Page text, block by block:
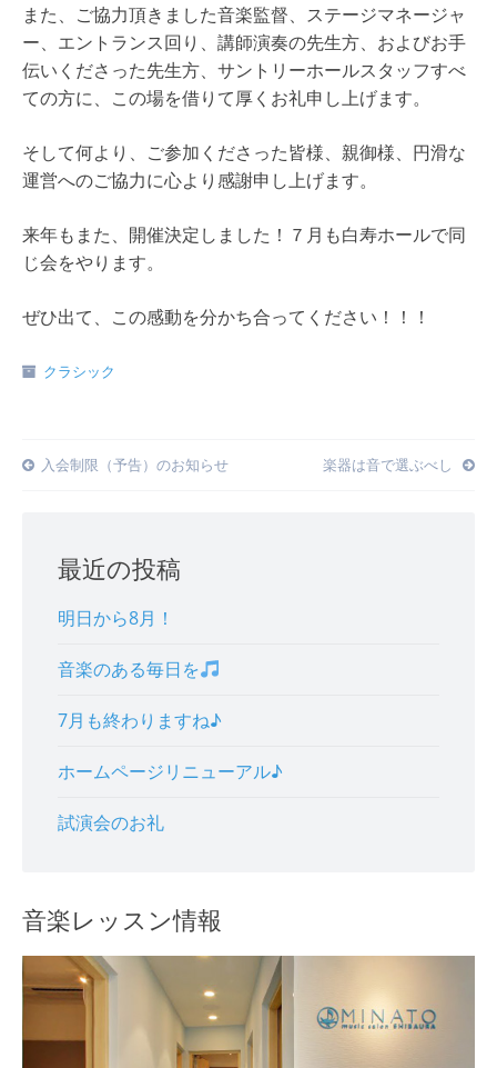
また、ご協力頂きました音楽監督、ステージマネージャ
ー、エントランス回り、講師演奏の先生方、およびお手
伝いくださった先生方、サントリーホールスタッフすべ
ての方に、この場を借りて厚くお礼申し上げます。
そして何より、ご参加くださった皆様、親御様、円滑な
運営へのご協力に心より感謝申し上げます。
来年もまた、開催決定しました！７月も白寿ホールで同
じ会をやります。
ぜひ出て、この感動を分かち合ってください！！！
クラシック
Post
navigation
入会制限（予告）のお知らせ 楽器は音で選ぶべし
最近の投稿
明日から8月！
音楽のある毎日を
7月も終わりますね♪
ホームページリニューアル♪
試演会のお礼
音楽レッスン情報